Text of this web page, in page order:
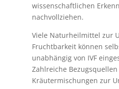
wissenschaftlichen
nachvollziehen.
Viele Naturheilmittel zur
Fruchtbarkeit können
unabhängig von IVF
Zahlreiche
Kräutermischungen zur